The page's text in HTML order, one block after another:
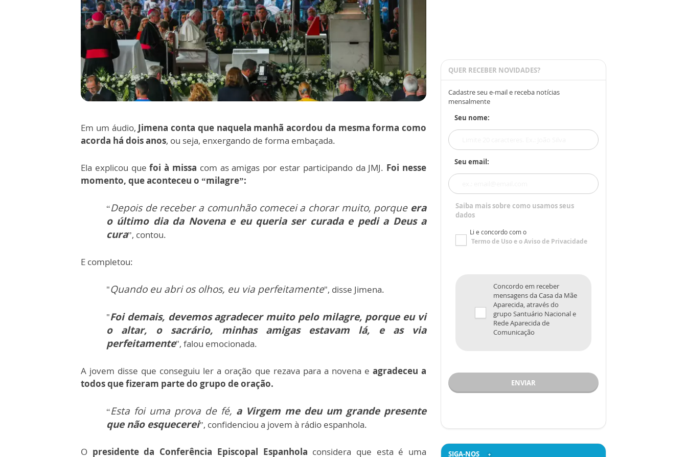
Em um áudio, Jimena conta que naquela manhã acordou da mesma forma como
acorda há dois anos, ou seja, enxergando de forma embaçada.
Ela explicou que foi à missa com as amigas por estar participando da JMJ. Foi nesse
momento, que aconteceu o “milagre”:
“Depois de receber a comunhão comecei a chorar muito, porque era
o último dia da Novena e eu queria ser curada e pedi a Deus a
cura”, contou.
E completou:
"Quando eu abri os olhos, eu via perfeitamente", disse Jimena.
"Foi demais, devemos agradecer muito pelo milagre, porque eu vi
o altar, o sacrário, minhas amigas estavam lá, e as via
perfeitamente", falou emocionada.
A jovem disse que conseguiu ler a oração que rezava para a novena e agradeceu a
todos que fizeram parte do grupo de oração.
“Esta foi uma prova de fé, a Virgem me deu um grande presente
que não esquecerei”, confidenciou a jovem à rádio espanhola.
O presidente da Conferência Episcopal Espanhola considera que esta é uma
QUER RECEBER NOVIDADES?
Cadastre seu e-mail e receba notícias
mensalmente
Seu nome:
Seu email:
Saiba mais sobre como usamos seus
dados
Li e concordo com o
Termo de Usoe oAviso de Privacidade
Concordo em receber
mensagens da Casa da Mãe
Aparecida, através do
grupo Santuário Nacional e
Rede Aparecida de
Comunicação
ENVIAR
SIGA-NOS